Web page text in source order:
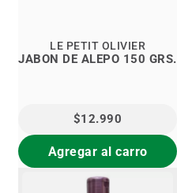
JABON DE ALEPO 150 GRS.
LE PETIT OLIVIER
$12.990
Agregar al carro